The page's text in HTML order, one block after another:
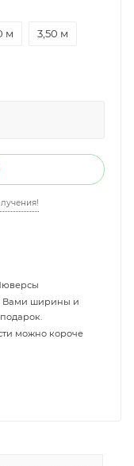
м 3,50 м
Вами ширины и
можно короче